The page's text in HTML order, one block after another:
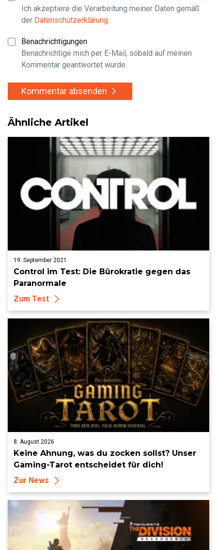
Ich akzeptiere die Verarbeitung meiner Daten gemäß
der Datenschutzerklärung.
Benachrichtigungen
Benachrichtige mich per E-Mail, sobald auf meinen
Kommentar geantwortet wurde.
Kommentar absenden
Ähnliche Artikel
19. September 2021
Control im Test: Die Bürokratie gegen das
Paranormale
Zum Test
8. August 2026
Keine Ahnung, was du zocken sollst? Unser
Gaming-Tarot entscheidet für dich!
Zur News